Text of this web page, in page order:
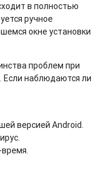
в полностью
ручное
окне установки
проблем при
Если наблюдаются ли
версией Android.